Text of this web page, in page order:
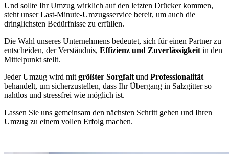
Und sollte Ihr Umzug wirklich auf den letzten Drücker kommen,
steht unser Last-Minute-Umzugsservice bereit, um auch die
dringlichsten Bedürfnisse zu erfüllen.
Die Wahl unseres Unternehmens bedeutet, sich für einen Partner zu
entscheiden, der Verständnis, Effizienz und Zuverlässigkeit in den
Mittelpunkt stellt.
Jeder Umzug wird mit größter Sorgfalt und Professionalität
behandelt, um sicherzustellen, dass Ihr Übergang in Salzgitter so
nahtlos und stressfrei wie möglich ist.
Lassen Sie uns gemeinsam den nächsten Schritt gehen und Ihren
Umzug zu einem vollen Erfolg machen.